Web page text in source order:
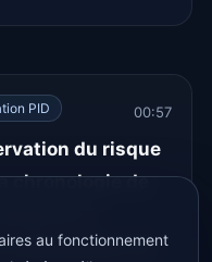
PID 00:57
du risque
chronologie de
de la
amélioration du
au fonctionnement